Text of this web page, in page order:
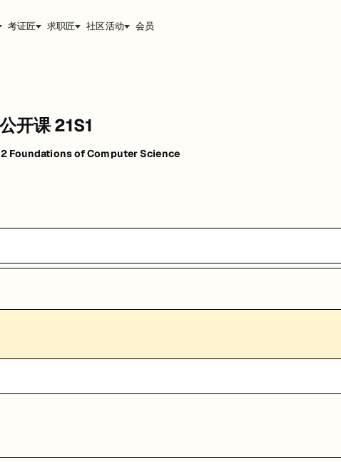
考证匠 求职匠 社区活动 会员
开课 21S1
Foundations of Computer Science